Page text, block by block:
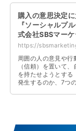
購入の意思決定
『ソーシャルプ
式会社SBSマー
周囲の人の意見や行
（信頼）を置いて
を持たせようとする
発生するのか、7つ